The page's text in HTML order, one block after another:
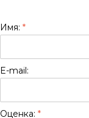
Имя: *
E-mail:
Оценка: *